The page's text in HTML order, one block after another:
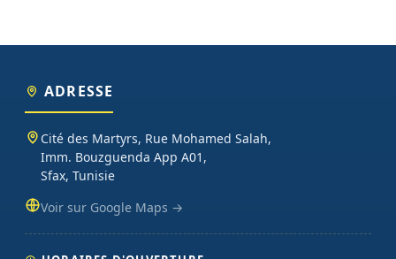
ADRESSE
Cité des Martyrs, Rue Mohamed Salah,
Imm. Bouzguenda App A01,
Sfax, Tunisie
Voir sur Google Maps →